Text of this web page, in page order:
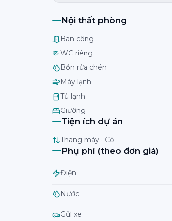
Nội thất phòng
Ban công
WC riêng
Bồn rửa chén
Máy lạnh
Tủ lạnh
Giường
Tiện ích dự án
Thang máy · Có
Phụ phí (theo đơn giá)
Điện
Nước
Gửi xe